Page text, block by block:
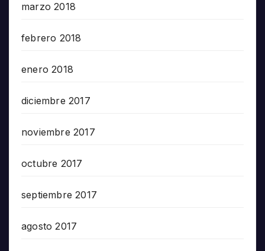
marzo 2018
febrero 2018
enero 2018
diciembre 2017
noviembre 2017
octubre 2017
septiembre 2017
agosto 2017